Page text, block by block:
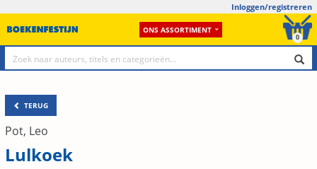
Inloggen/registreren
ONS ASSORTIMENT
0
TERUG
Pot, Leo
Lulkoek